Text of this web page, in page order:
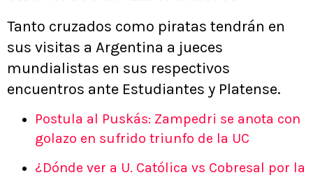
Tanto cruzados como piratas tendrán en
sus visitas a Argentina a jueces
mundialistas en sus respectivos
encuentros ante Estudiantes y Platense.
Postula al Puskás: Zampedri se anota con
golazo en sufrido triunfo de la UC
¿Dónde ver a U. Católica vs Cobresal por la